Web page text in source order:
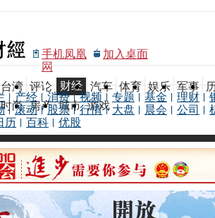
手机凤凰
网
加入桌面
台湾 评论 财经 汽车 体育 娱乐 军事
时尚 房产 城市 游戏
产经 消费 视频 专题 基金 理财
滚动 股票 行情 大盘 晨会 公司
历 百科 优股